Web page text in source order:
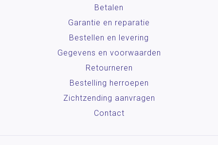
Betalen
Garantie en reparatie
Bestellen en levering
Gegevens en voorwaarden
Retourneren
Bestelling herroepen
Zichtzending aanvragen
Contact